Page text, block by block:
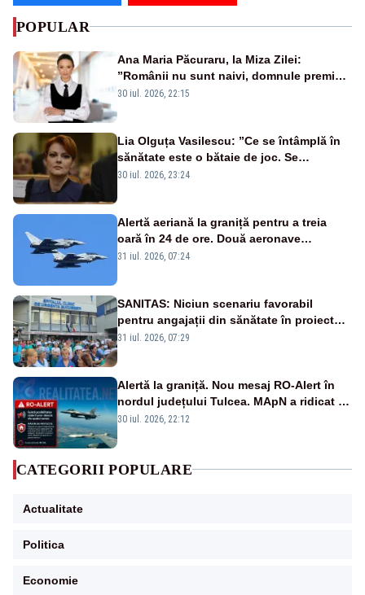
POPULAR
Ana Maria Păcuraru, la Miza Zilei:
”Românii nu sunt naivi, domnule premier
Bolojan”
30 iul. 2026, 22:15
Lia Olguța Vasilescu: ”Ce se întâmplă în
sănătate este o bătaie de joc. Se
guvernează extraordinar de prost”
30 iul. 2026, 23:24
Alertă aeriană la graniță pentru a treia
oară în 24 de ore. Două aeronave
Eurofighter britanice au fost ridicate de la
31 iul. 2026, 07:24
SANITAS: Niciun scenariu favorabil
pentru angajații din sănătate în proiectul
Legii salarizării
31 iul. 2026, 07:29
Alertă la graniță. Nou mesaj RO-Alert în
nordul județului Tulcea. MApN a ridicat de
la sol două avioane F-16
30 iul. 2026, 22:12
CATEGORII POPULARE
Actualitate
Politica
Economie